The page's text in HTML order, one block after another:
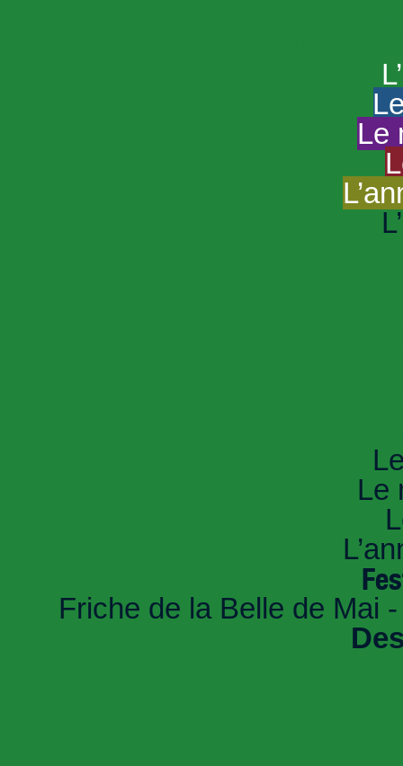
Le
Le
Friche de la Belle de Mai